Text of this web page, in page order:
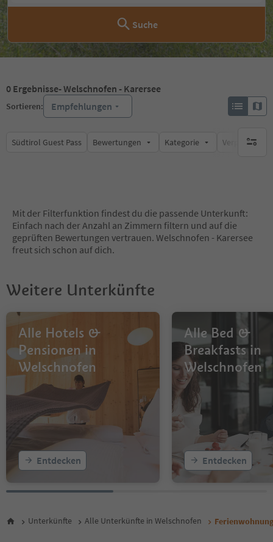
Suche
0 Ergebnisse- Welschnofen - Karersee
Sortieren: Empfehlungen
Südtirol Guest Pass Bewertungen Kategorie keine
Mit der Filterfunktion findest du die passende Unterkunft:
Einfach nach der Anzahl an Zimmern filtern und auf die
geprüften Bewertungen vertrauen. Welschnofen - Karersee
freut sich schon auf dich.
Weitere Unterkünfte
Alle Hotels &
Pensionen in
Welschnofen
Entdecken
Alle Bed &
Breakfasts in
Welschnofen
Entdecken
Unterkünfte Alle Unterkünfte in Welschnofen